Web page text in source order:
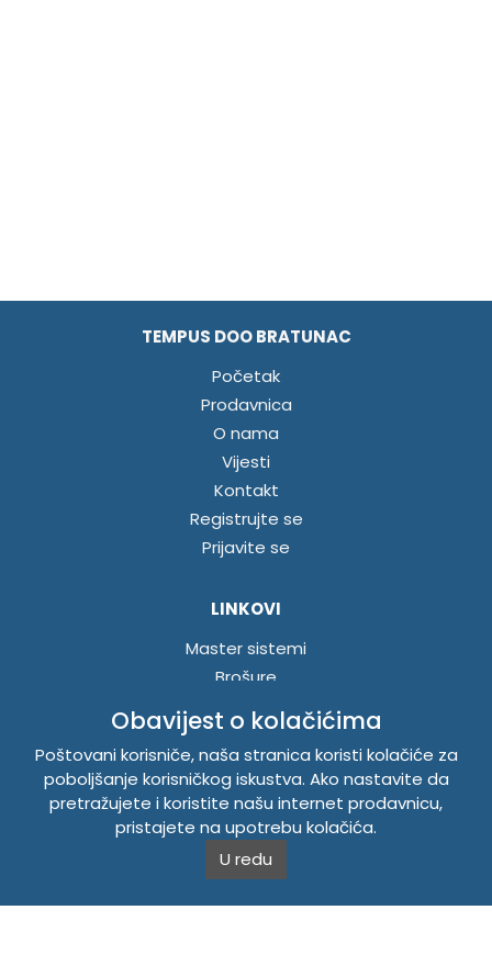
TEMPUS DOO BRATUNAC
Početak
Prodavnica
O nama
Vijesti
Kontakt
Registrujte se
Prijavite se
LINKOVI
Master sistemi
Brošure
INFORMACIJE
Politika o kolačićima
Uslovi korištenja
Politika privatnosti
Obavijest o kolačićima
Poštovani korisniče, naša stranica koristi kolačiće za
poboljšanje korisničkog iskustva. Ako nastavite da
pretražujete i koristite našu internet prodavnicu,
pristajete na upotrebu kolačića.
U redu